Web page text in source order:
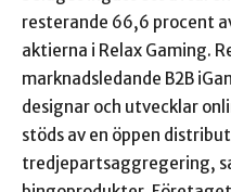
resterande 66,6 procent
aktierna i Relax Gaming.
marknadsledande B2B
designar och utvecklar
stöds av en öppen
tredjepartsaggregering,